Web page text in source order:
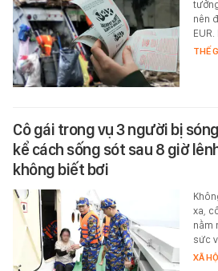
nên
THẾ
Cô gái trong vụ 3 người bị
kể cách sống sót sau 8 giờ
không biết bơi
xa,
nằm
sức
XÃ